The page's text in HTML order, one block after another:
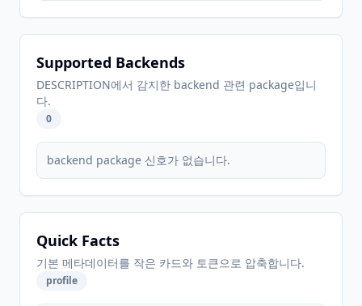
Supported Backends
DESCRIPTION에서 감지한 backend 관련 package입니
다.
0
backend package 신호가 없습니다.
Quick Facts
기본 메타데이터를 작은 카드와 토큰으로 압축합니다.
profile